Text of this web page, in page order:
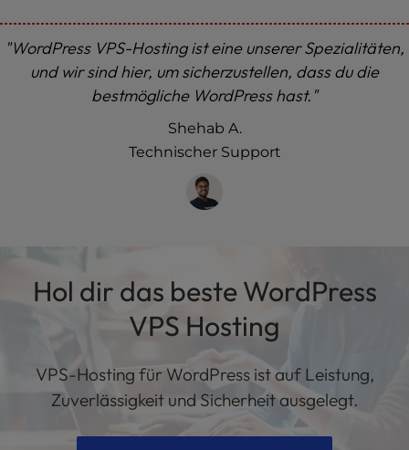
"WordPress VPS-Hosting ist eine unserer Spezialitäten,
und wir sind hier, um sicherzustellen, dass du die
bestmögliche WordPress hast."
Shehab A.
Technischer Support
Hol dir das beste WordPress
VPS Hosting
VPS-Hosting für WordPress ist auf Leistung,
Zuverlässigkeit und Sicherheit ausgelegt.